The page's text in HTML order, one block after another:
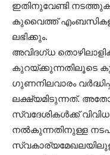
ഇതിനുവേണ്ടി
കുവൈത്ത്
ലഭിക്കും.
അവിദഗ്ധ
കുറയ്ക്കുന്നതിലൂടെ
ഗുണനിലവാരം
ലക്ഷ്യമിടുന്നത്.
സ്വദേശികൾക്ക്
നൽകുന്നതിനുള്ള